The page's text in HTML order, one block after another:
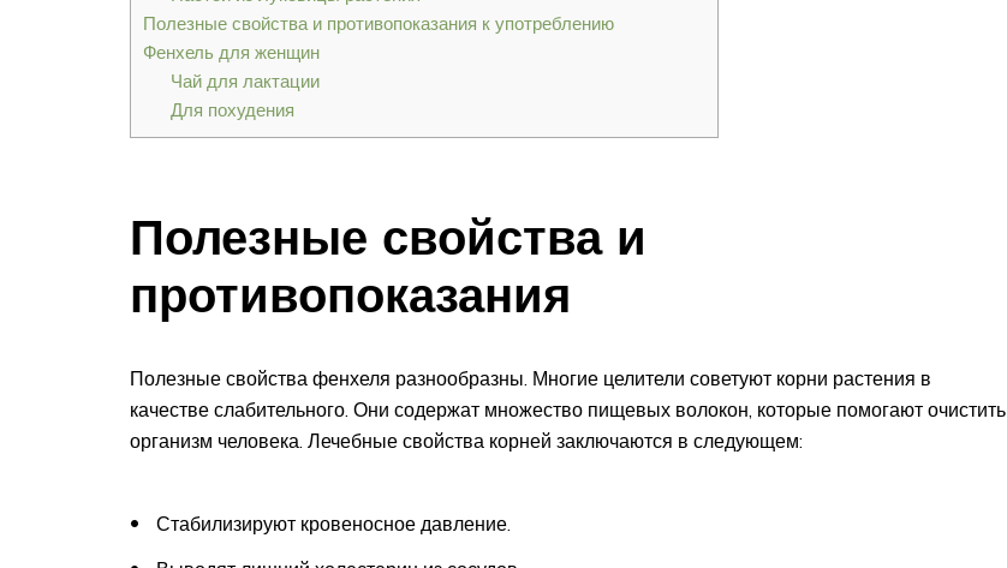
Полезные свойства и противопоказания к употреблению
Фенхель для женщин
Чай для лактации
Для похудения
Полезные свойства и
противопоказания
Полезные свойства фенхеля разнообразны. Многие целители советуют корни растения в
качестве слабительного. Они содержат множество пищевых волокон, которые помогают очистить
организм человека. Лечебные свойства корней заключаются в следующем:
Стабилизируют кровеносное давление.